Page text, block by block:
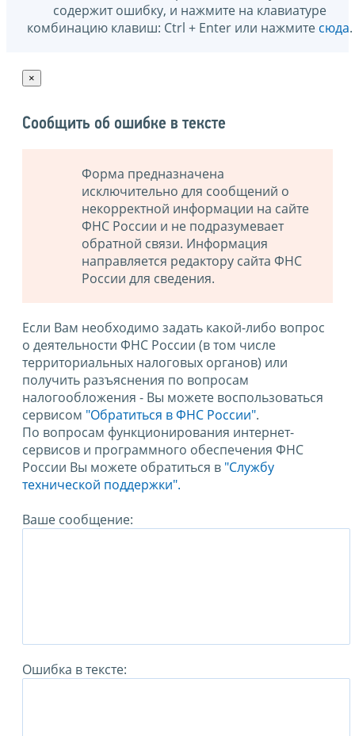
содержит ошибку, и нажмите на клавиатуре
комбинацию клавиш: Ctrl + Enter или нажмите сюда.
×
Сообщить об ошибке в тексте
Форма предназначена
исключительно для сообщений о
некорректной информации на сайте
ФНС России и не подразумевает
обратной связи. Информация
направляется редактору сайта ФНС
России для сведения.
Если Вам необходимо задать какой-либо вопрос
о деятельности ФНС России (в том числе
территориальных налоговых органов) или
получить разъяснения по вопросам
налогообложения - Вы можете воспользоваться
сервисом "Обратиться в ФНС России".
По вопросам функционирования интернет-
сервисов и программного обеспечения ФНС
России Вы можете обратиться в "Службу
технической поддержки".
Ваше сообщение:
Ошибка в тексте: